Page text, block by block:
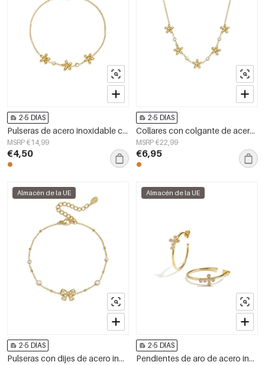
2-5 DÍAS
Pulseras de acero inoxidable con dijes de flores, serie Simple Daily Simple, joyería para mujer
MSRP €14,99
€4,50
2-5 DÍAS
Collares con colgante de acero inoxidable chapado en oro de 14 quilates, modelo Flower Simple Daily Simple Series, joyería para mujer.
MSRP €22,99
€6,95
Almacén de la UE
2-5 DÍAS
Pulseras con dijes de acero inoxidable chapadas en oro de 14 quilates con nudo de lazo, estilo sencillo para uso diario, serie Simple. Joyería para mujer.
Almacén de la UE
2-5 DÍAS
Pendientes de aro de acero inoxidable con cruz, serie Simple Simple, joyería para mujer